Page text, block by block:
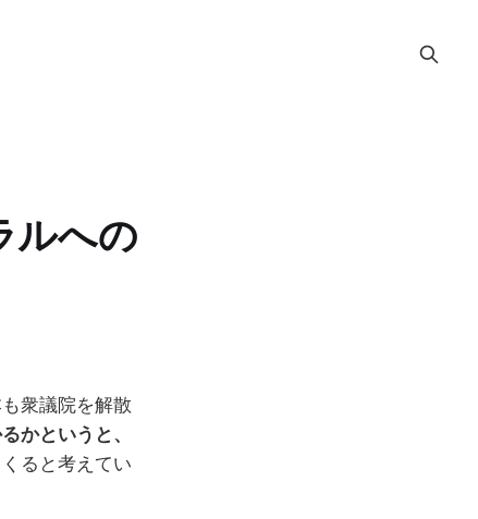
ルへの
衆議院を解散
かというと、
ると考えてい